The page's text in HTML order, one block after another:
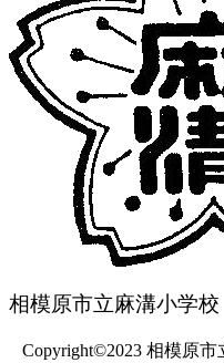
相模原市立麻溝小学校
Copyright©2023 相模原市